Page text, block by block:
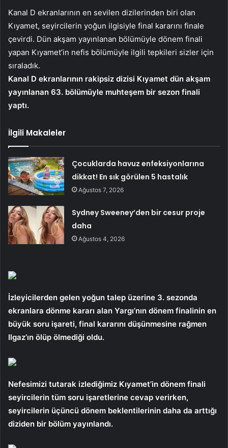
Kanal D ekranlarının en sevilen dizilerinden biri olan
Kıyamet, seyircilerin yoğun ilgisiyle final kararını finale
çevirdi. Dün akşam yayınlanan bölümüyle dönem finali
yapan Kıyamet’in nefis bölümüyle ilgili tepkileri sizler için
sıraladık.
Kanal D ekranlarının rakipsiz dizisi Kıyamet dün akşam
yayınlanan 63. bölümüyle muhteşem bir sezon finali
yaptı.
İlgili Makaleler
Çocuklarda havuz enfeksiyonlarına
dikkat! En sık görülen 5 hastalık
Ağustos 7, 2026
Sydney Sweeney’den bir cesur proje
daha
Ağustos 4, 2026
İzleyicilerden gelen yoğun talep üzerine 3. sezonda
ekranlara dönme kararı alan Yargı’nın dönem finalinin en
büyük soru işareti, final kararını düşünmesine rağmen
Ilgaz’ın ölüp ölmediği oldu.
Nefesimizi tutarak izlediğimiz Kıyamet’in dönem finali
seyircilerin tüm soru işaretlerine cevap verirken,
seyircilerin üçüncü dönem beklentilerinin daha da arttığı
diziden bir bölüm yayınlandı.